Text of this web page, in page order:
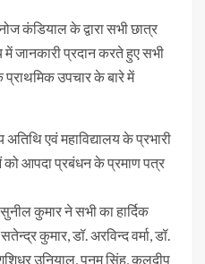
कंडियाल के द्वारा सभी छात्र
जानकारी प्रदान करते हुए सभी
उपचार के बारे में
एवं महाविद्यालय के प्रभारी
को आपदा प्रबंधन के प्रमाण पत्र
सुनील कुमार ने सभी का हार्दिक
कुमार, डॉ. अरविन्द वर्मा, डॉ.
उनियाल, पूनम सिंह, कुलदीप